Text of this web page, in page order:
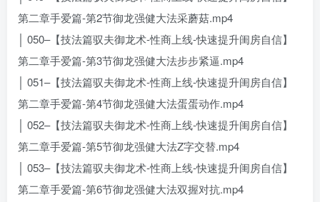
第二章手爱篇-第2节御龙强健大法采蘑菇.mp4
│ 050–【技法篇驭夫御龙术-性商上线-快速提升闺房自信】
第二章手爱篇-第3节御龙强健大法步步紧逼.mp4
│ 051–【技法篇驭夫御龙术-性商上线-快速提升闺房自信】
第二章手爱篇-第4节御龙强健大法蛋蛋动作.mp4
│ 052–【技法篇驭夫御龙术-性商上线-快速提升闺房自信】
第二章手爱篇-第5节御龙强健大法Z字交替.mp4
│ 053–【技法篇驭夫御龙术-性商上线-快速提升闺房自信】
第二章手爱篇-第6节御龙强健大法双握对抗.mp4